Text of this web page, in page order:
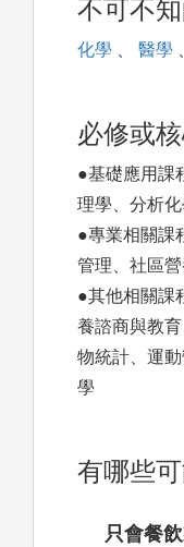
不可不
化學 、 醫學
必修或
●基礎應用課
理學、分析
●專業相關課
管理、社區
●其他相關課
養諮商與教
物統計、運
學
有哪些
只會餐